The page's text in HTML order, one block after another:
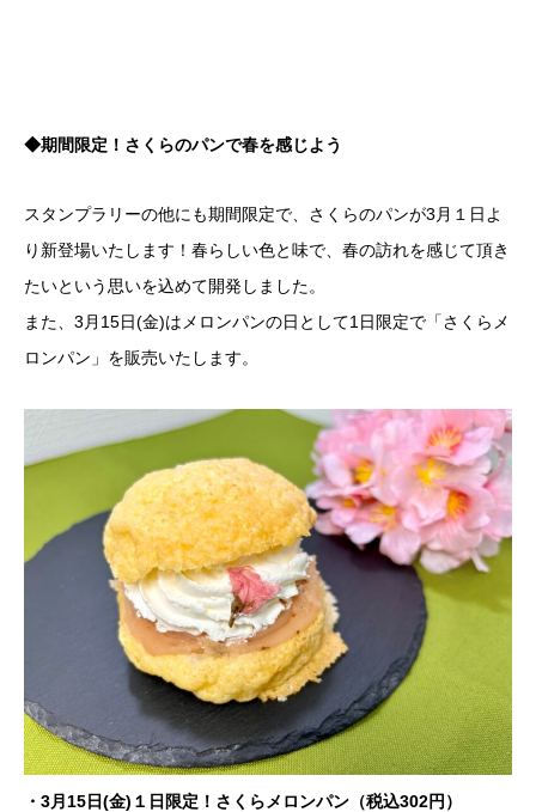
◆期間限定！さくらのパンで春を感じよう
スタンプラリーの他にも期間限定で、さくらのパンが3月１日よ
り新登場いたします！春らしい色と味で、春の訪れを感じて頂き
たいという思いを込めて開発しました。
また、3月15日(金)はメロンパンの日として1日限定で「さくらメ
ロンパン」を販売いたします。
・3月15日(金)１日限定！さくらメロンパン（税込302円）